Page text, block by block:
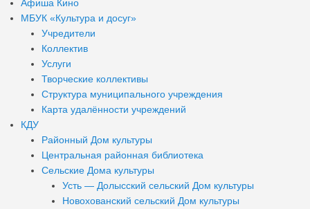
Афиша Кино
МБУК «Культура и досуг»
Учредители
Коллектив
Услуги
Творческие коллективы
Структура муниципального учреждения
Карта удалённости учреждений
КДУ
Районный Дом культуры
Центральная районная библиотека
Сельские Дома культуры
Усть — Долысский сельский Дом культуры
Новохованский сельский Дом культуры